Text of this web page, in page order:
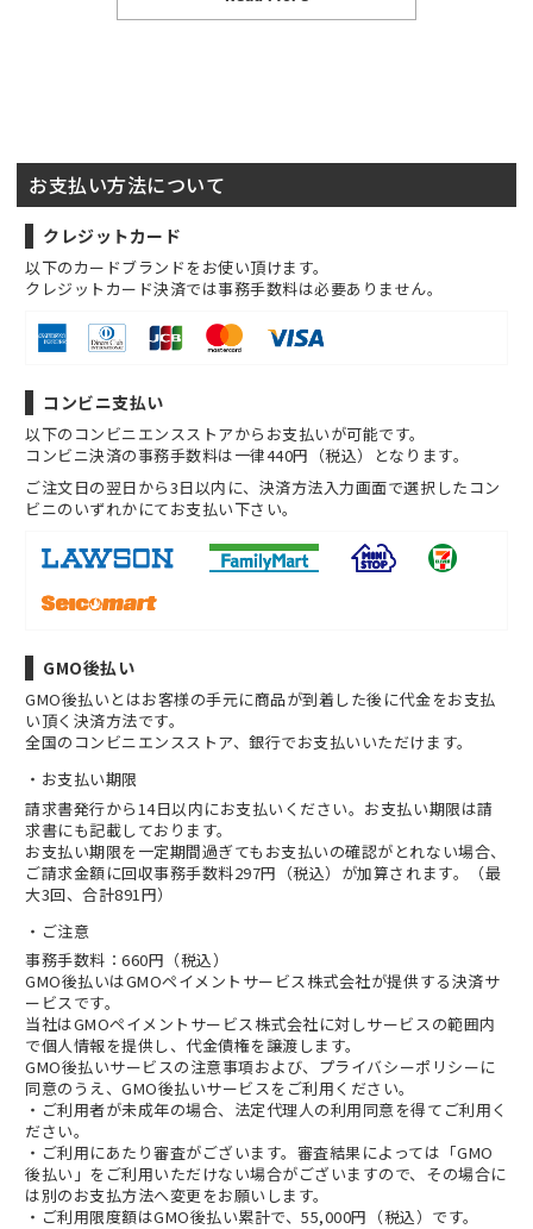
お支払い方法について
クレジットカード
以下のカードブランドをお使い頂けます。
クレジットカード決済では事務手数料は必要ありません。
コンビニ支払い
以下のコンビニエンスストアからお支払いが可能です。
コンビニ決済の事務手数料は一律440円（税込）となります。
ご注文日の翌日から3日以内に、決済方法入力画面で選択したコン
ビニのいずれかにてお支払い下さい。
GMO後払い
GMO後払いとはお客様の手元に商品が到着した後に代金をお支払
い頂く決済方法です。
全国のコンビニエンスストア、銀行でお支払いいただけます。
お支払い期限
請求書発行から14日以内にお支払いください。お支払い期限は請
求書にも記載しております。
お支払い期限を一定期間過ぎてもお支払いの確認がとれない場合、
ご請求金額に回収事務手数料297円（税込）が加算されます。（最
大3回、合計891円）
ご注意
事務手数料：660円（税込）
GMO後払いはGMOペイメントサービス株式会社が提供する決済サ
ービスです。
当社はGMOペイメントサービス株式会社に対しサービスの範囲内
で個人情報を提供し、代金債権を譲渡します。
GMO後払いサービスの注意事項および、 プライバシーポリシーに
同意のうえ、GMO後払いサービスをご利用ください。
・ご利用者が未成年の場合、法定代理人の利用同意を得てご利用く
ださい。
・ご利用にあたり審査がございます。審査結果によっては「GMO
後払い」をご利用いただけない場合がございますので、その場合に
は別のお支払方法へ変更をお願いします。
・ご利用限度額はGMO後払い累計で、55,000円（税込）です。